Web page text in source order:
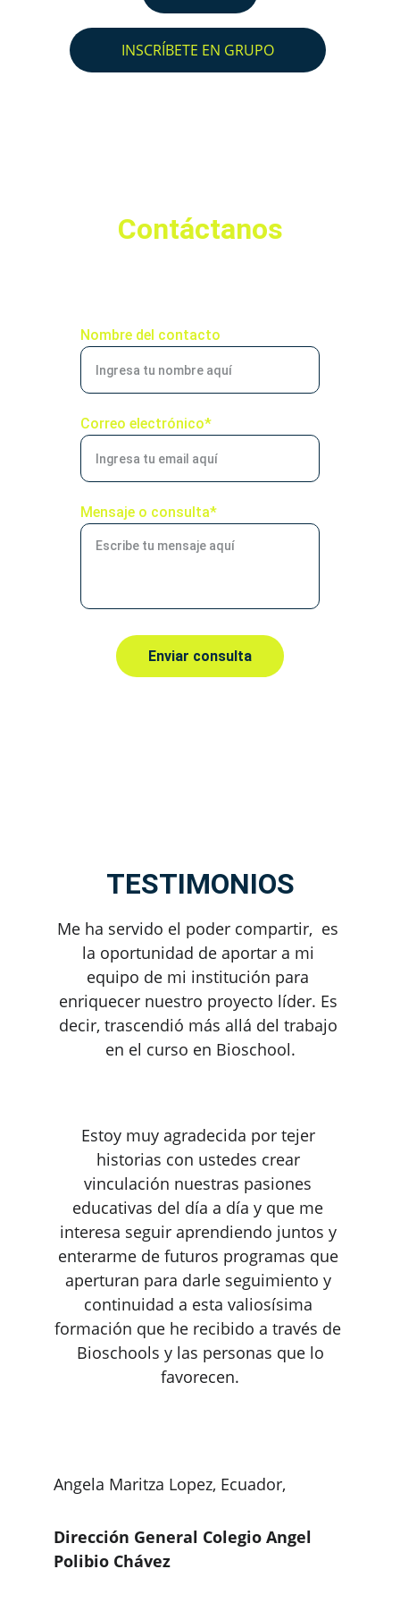
INSCRÍBETE EN GRUPO
Contáctanos
Nombre del contacto
Correo electrónico*
Mensaje o consulta*
Enviar consulta
TESTIMONIOS
Me ha servido el poder compartir,  es
la oportunidad de aportar a mi
equipo de mi institución para
enriquecer nuestro proyecto líder. Es
decir, trascendió más allá del trabajo
en el curso en Bioschool.
Angela Maritza Lopez, Ecuador,
Dirección General Colegio Angel
Polibio Chávez
Estoy muy agradecida por tejer
historias con ustedes crear
vinculación nuestras pasiones
educativas del día a día y que me
interesa seguir aprendiendo juntos y
enterarme de futuros programas que
aperturan para darle seguimiento y
continuidad a esta valiosísima
formación que he recibido a través de
Bioschools y las personas que lo
favorecen.